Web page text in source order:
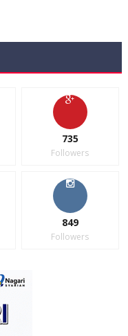
735
Followers
849
Followers